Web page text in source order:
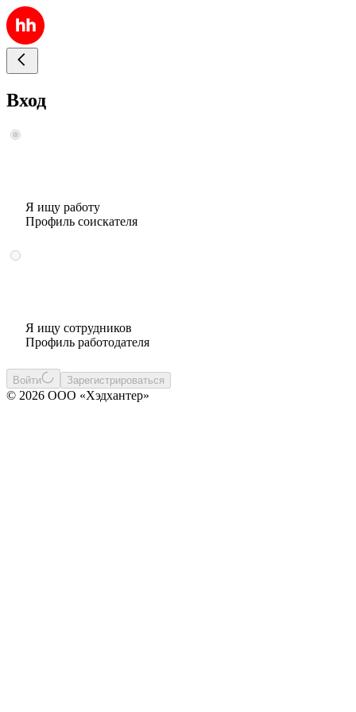
Вход
Я ищу работу
Профиль соискателя
Я ищу сотрудников
Профиль работодателя
Войти Зарегистрироваться
© 2026 ООО «Хэдхантер»